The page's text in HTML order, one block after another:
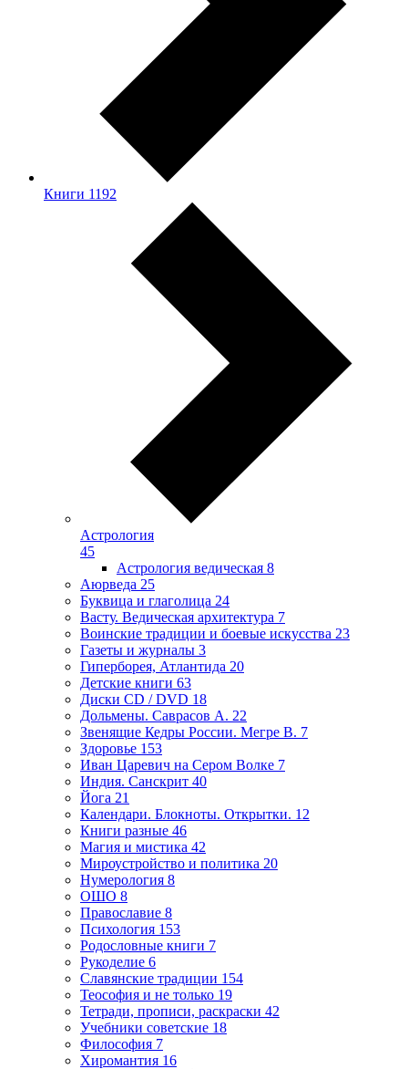
Книги 1192
Астрология
45
Астрология ведическая 8
Аюрведа 25
Буквица и глаголица 24
Васту. Ведическая архитектура 7
Воинские традиции и боевые искусства 23
Газеты и журналы 3
Гиперборея, Атлантида 20
Детские книги 63
Диски CD / DVD 18
Дольмены. Саврасов А. 22
Звенящие Кедры России. Мегре В. 7
Здоровье 153
Иван Царевич на Сером Волке 7
Индия. Санскрит 40
Йога 21
Календари. Блокноты. Открытки. 12
Книги разные 46
Магия и мистика 42
Мироустройство и политика 20
Нумерология 8
ОШО 8
Православие 8
Психология 153
Родословные книги 7
Рукоделие 6
Славянские традиции 154
Теософия и не только 19
Тетради, прописи, раскраски 42
Учебники советские 18
Философия 7
Хиромантия 16